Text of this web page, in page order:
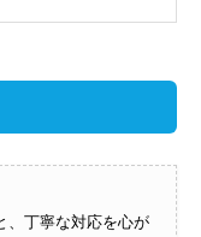
、丁寧な対応を心が